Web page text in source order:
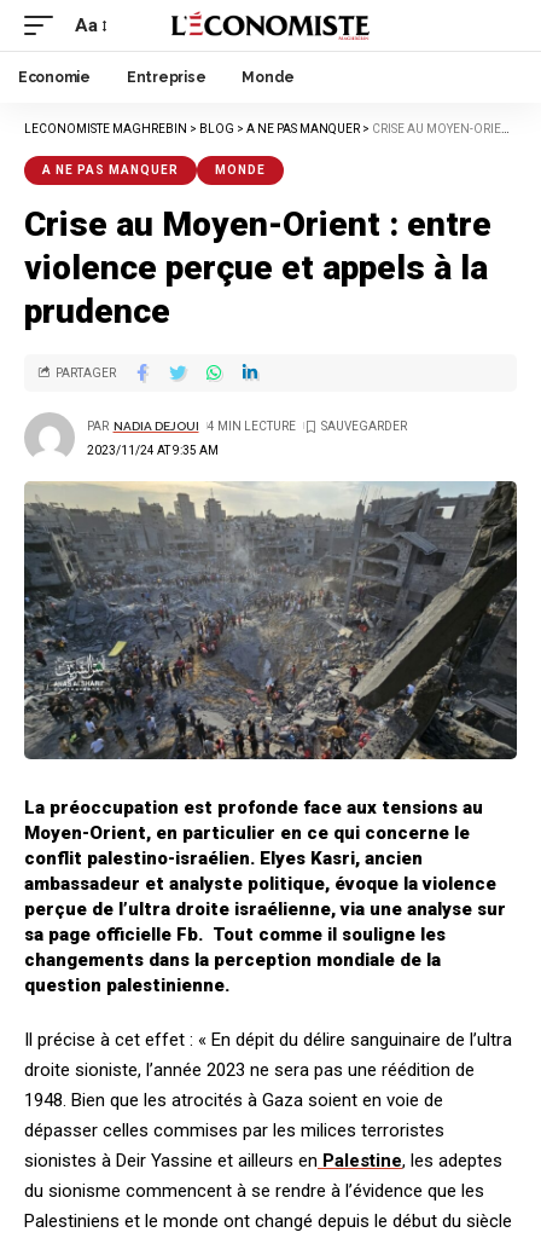
Aa
Economie Entreprise Monde
LECONOMISTE MAGHREBIN > BLOG > A NE PAS MANQUER > CRISE AU MOYEN-ORIENT : ENTRE VIOLENCE PERÇUE ET APPELS À LA PRUDENCE
A NE PAS MANQUER MONDE
Crise au Moyen-Orient : entre
violence perçue et appels à la
prudence
2023/11/24 AT 9:35 AM
PAR NADIA DEJOUI 4 MIN LECTURE
PARTAGER
La préoccupation est profonde face aux tensions au
Moyen-Orient, en particulier en ce qui concerne le
conflit palestino-israélien. Elyes Kasri, ancien
ambassadeur et analyste politique, évoque la violence
perçue de l’ultra droite israélienne, via une analyse sur
sa page officielle Fb. Tout comme il souligne les
changements dans la perception mondiale de la
question palestinienne.
Il précise à cet effet : « En dépit du délire sanguinaire de l’ultra
droite sioniste, l’année 2023 ne sera pas une réédition de
1948. Bien que les atrocités à Gaza soient en voie de
dépasser celles commises par les milices terroristes
sionistes à Deir Yassine et ailleurs en Palestine, les adeptes
du sionisme commencent à se rendre à l’évidence que les
Palestiniens et le monde ont changé depuis le début du siècle